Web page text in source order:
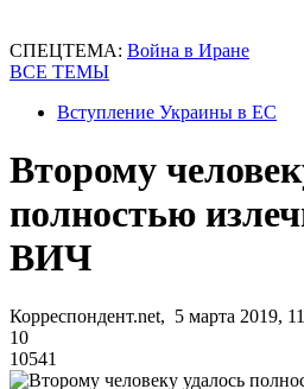
СПЕЦТЕМА: Война в Иране
ВСЕ ТЕМЫ
Вступление Украины в ЕС
Второму
полностью
ВИЧ
Корреспондент.net, 5 марта 2019,
10
10541